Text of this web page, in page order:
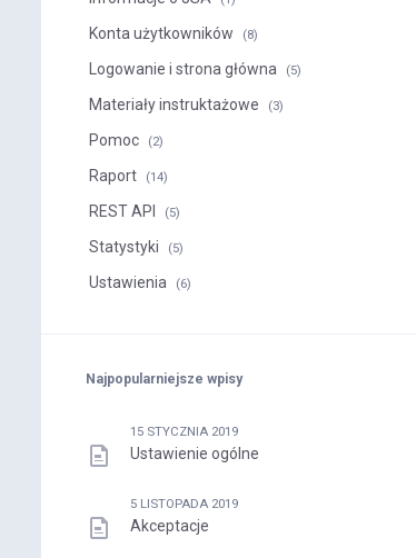
Konta użytkowników (8)
Logowanie i strona główna (5)
Materiały instruktażowe (3)
Pomoc (2)
Raport (14)
REST API (5)
Statystyki (5)
Ustawienia (6)
Najpopularniejsze wpisy
15 STYCZNIA 2019
Ustawienie ogólne
5 LISTOPADA 2019
Akceptacje